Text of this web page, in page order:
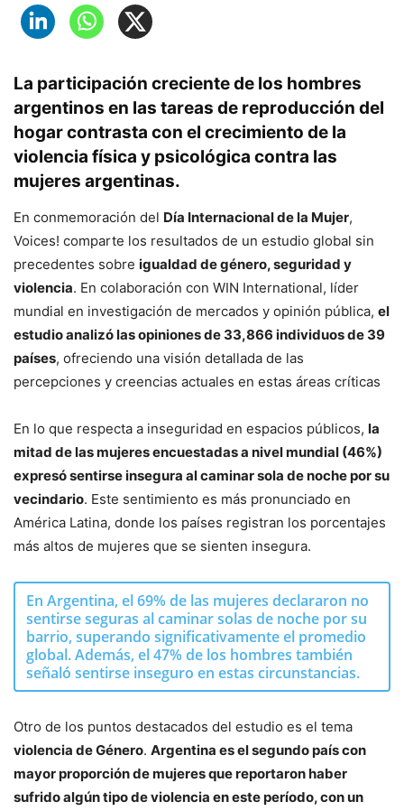
La participación creciente de los hombres
argentinos en las tareas de reproducción del
hogar contrasta con el crecimiento de la
violencia física y psicológica contra las
mujeres argentinas.
En conmemoración del Día Internacional de la Mujer,
Voices! comparte los resultados de un estudio global sin
precedentes sobre igualdad de género, seguridad y
violencia. En colaboración con WIN International, líder
mundial en investigación de mercados y opinión pública, el
estudio analizó las opiniones de 33,866 individuos de 39
países, ofreciendo una visión detallada de las
percepciones y creencias actuales en estas áreas críticas
En lo que respecta a inseguridad en espacios públicos, la
mitad de las mujeres encuestadas a nivel mundial (46%)
expresó sentirse insegura al caminar sola de noche por su
vecindario. Este sentimiento es más pronunciado en
América Latina, donde los países registran los porcentajes
más altos de mujeres que se sienten insegura.
En Argentina, el 69% de las mujeres declararon no
sentirse seguras al caminar solas de noche por su
barrio, superando significativamente el promedio
global. Además, el 47% de los hombres también
señaló sentirse inseguro en estas circunstancias.
Otro de los puntos destacados del estudio es el tema
violencia de Género. Argentina es el segundo país con
mayor proporción de mujeres que reportaron haber
sufrido algún tipo de violencia en este período, con un